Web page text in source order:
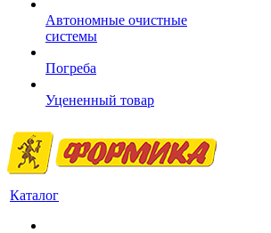
Автономные очистные
системы
Погреба
Уцененный товар
Каталог